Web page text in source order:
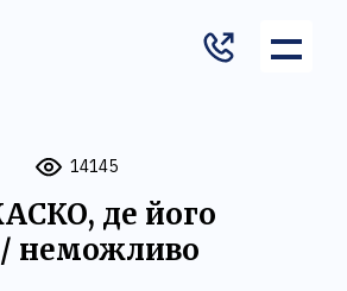
14145
де його
неможливо